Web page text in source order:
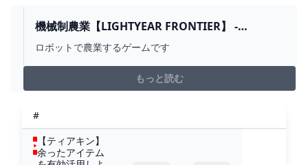
機械制農業【LIGHTYEAR FRONTIER】 -
YOUTUBE
ロボットで農業するゲームです
もっと読む
#
【ティアキン】
余ったアイテム